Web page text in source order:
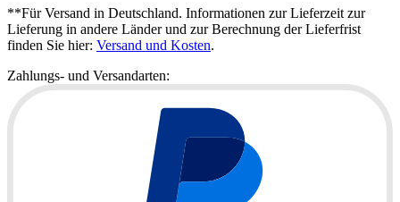
**Für Versand in Deutschland. Informationen zur Lieferzeit zur
Lieferung in andere Länder und zur Berechnung der Lieferfrist
finden Sie hier: Versand und Kosten.
Zahlungs- und Versandarten: